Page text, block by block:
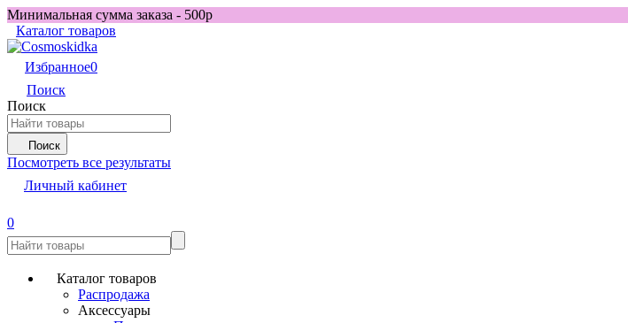
Минимальная сумма заказа - 500р
Каталог товаров
Избранное0
Поиск
Поиск
Поиск
Посмотреть все результаты
Личный кабинет
0
Каталог товаров
Распродажа
Аксессуары